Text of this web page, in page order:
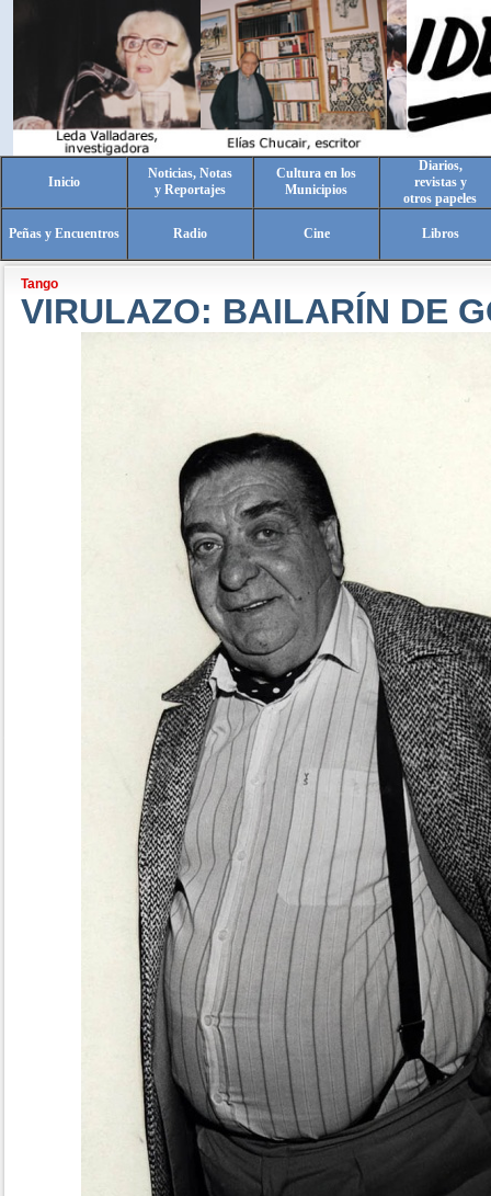
Inicio
Noticias, Notas
y Reportajes
Cultura en los
Municipios
Diarios,
revistas y
otros papeles
Peñas y Encuentros Radio Cine Libros
Tango
VIRULAZO: BAILARÍN DE